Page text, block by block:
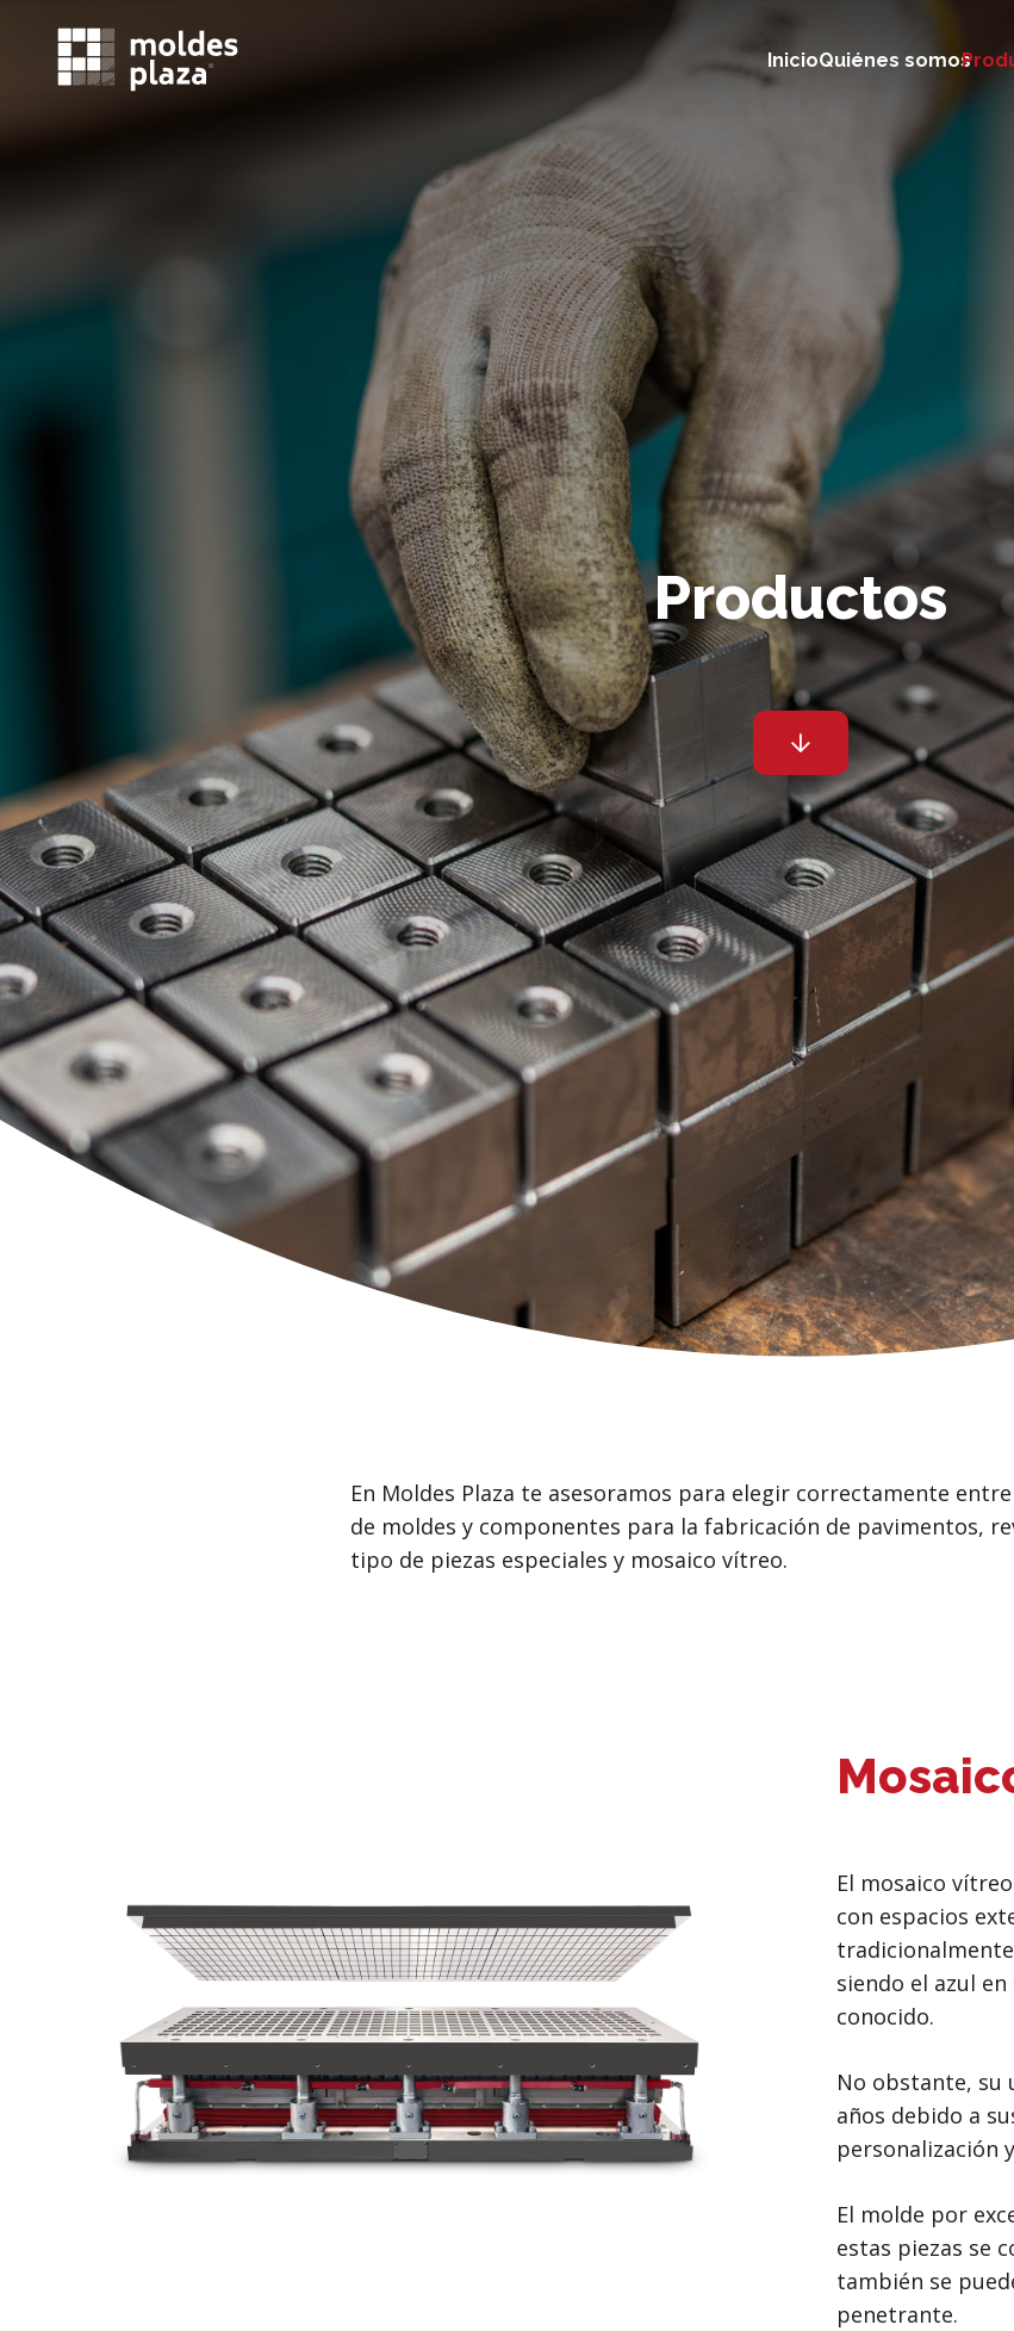
InicioQuiénes somos
Productos
En Moldes Plaza te asesoramos para elegir correctamente
de moldes y componentes para la fabricación de pavimentos,
tipo de piezas especiales y mosaico vítreo.
El mosaico
con espacios
siendo el azul
conocido.
No obstante, su
años debido a
personalización
El molde por
estas piezas se
también se
penetrante.